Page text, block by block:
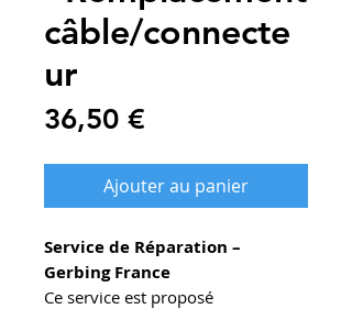
câble/connecte
ur
36,50 €
Ajouter au panier
Service de Réparation –
Gerbing France
Ce service est proposé